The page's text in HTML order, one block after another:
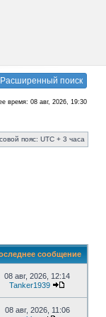
Расширенный поиск
время: 08 авг, 2026, 19:30
пояс: UTC + 3 часа
сообщение
08 авг, 2026, 12:14
Tanker1939
08 авг, 2026, 11:06